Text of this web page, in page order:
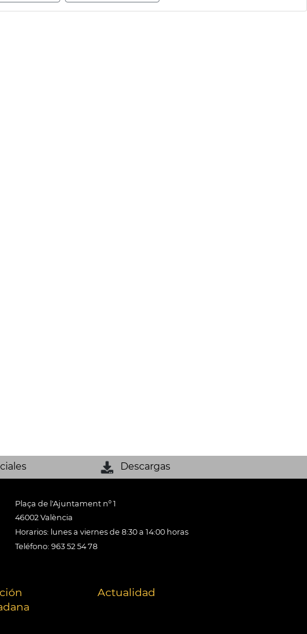
Descargas
Plaça de l'Ajuntament nº 1
46002 València
Horarios: lunes a viernes de 8:30 a 14:00 horas
Teléfono: 963 52 54 78
Actualidad